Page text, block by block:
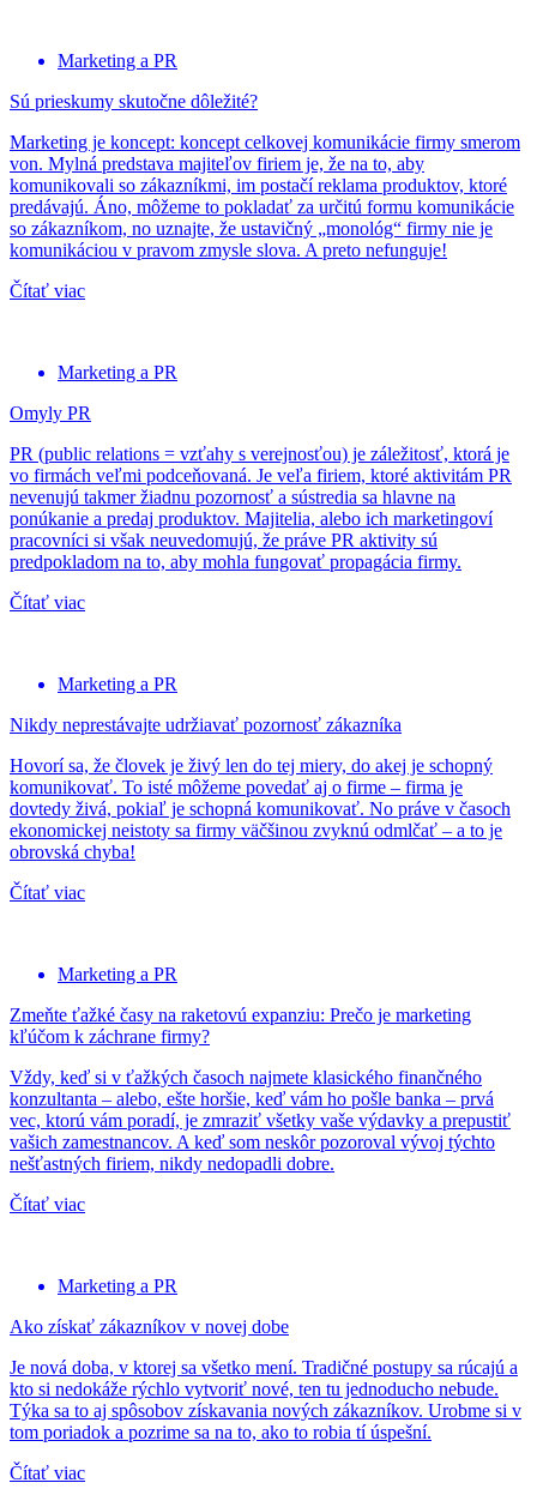
Marketing a PR
Sú prieskumy skutočne dôležité?
Marketing je koncept: koncept celkovej komunikácie firmy smerom
von. Mylná predstava majiteľov firiem je, že na to, aby
komunikovali so zákazníkmi, im postačí reklama produktov, ktoré
predávajú. Áno, môžeme to pokladať za určitú formu komunikácie
so zákazníkom, no uznajte, že ustavičný „monológ“ firmy nie je
komunikáciou v pravom zmysle slova. A preto nefunguje!
Čítať viac
Marketing a PR
Omyly PR
PR (public relations = vzťahy s verejnosťou) je záležitosť, ktorá je
vo firmách veľmi podceňovaná. Je veľa firiem, ktoré aktivitám PR
nevenujú takmer žiadnu pozornosť a sústredia sa hlavne na
ponúkanie a predaj produktov. Majitelia, alebo ich marketingoví
pracovníci si však neuvedomujú, že práve PR aktivity sú
predpokladom na to, aby mohla fungovať propagácia firmy.
Čítať viac
Marketing a PR
Nikdy neprestávajte udržiavať pozornosť zákazníka
Hovorí sa, že človek je živý len do tej miery, do akej je schopný
komunikovať. To isté môžeme povedať aj o firme – firma je
dovtedy živá, pokiaľ je schopná komunikovať. No práve v časoch
ekonomickej neistoty sa firmy väčšinou zvyknú odmlčať – a to je
obrovská chyba!
Čítať viac
Marketing a PR
Zmeňte ťažké časy na raketovú expanziu: Prečo je marketing
kľúčom k záchrane firmy?
Vždy, keď si v ťažkých časoch najmete klasického finančného
konzultanta – alebo, ešte horšie, keď vám ho pošle banka – prvá
vec, ktorú vám poradí, je zmraziť všetky vaše výdavky a prepustiť
vašich zamestnancov. A keď som neskôr pozoroval vývoj týchto
nešťastných firiem, nikdy nedopadli dobre.
Čítať viac
Marketing a PR
Ako získať zákazníkov v novej dobe
Je nová doba, v ktorej sa všetko mení. Tradičné postupy sa rúcajú a
kto si nedokáže rýchlo vytvoriť nové, ten tu jednoducho nebude.
Týka sa to aj spôsobov získavania nových zákazníkov. Urobme si v
tom poriadok a pozrime sa na to, ako to robia tí úspešní.
Čítať viac